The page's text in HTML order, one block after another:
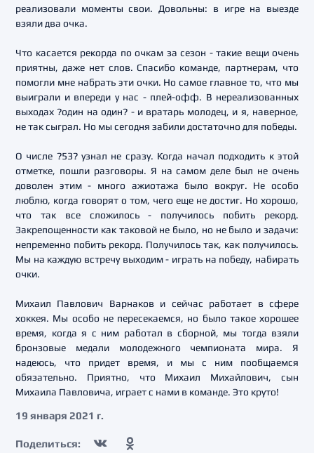
реализовали моменты свои. Довольны: в игре на выезде
взяли два очка.
Что касается рекорда по очкам за сезон - такие вещи очень
приятны, даже нет слов. Спасибо команде, партнерам, что
помогли мне набрать эти очки. Но самое главное то, что мы
выиграли и впереди у нас - плей-офф. В нереализованных
выходах ?один на один? - и вратарь молодец, и я, наверное,
не так сыграл. Но мы сегодня забили достаточно для победы.
О числе ?53? узнал не сразу. Когда начал подходить к этой
отметке, пошли разговоры. Я на самом деле был не очень
доволен этим - много ажиотажа было вокруг. Не особо
люблю, когда говорят о том, чего еще не достиг. Но хорошо,
что так все сложилось - получилось побить рекорд.
Закрепощенности как таковой не было, но не было и задачи:
непременно побить рекорд. Получилось так, как получилось.
Мы на каждую встречу выходим - играть на победу, набирать
очки.
Михаил Павлович Варнаков и сейчас работает в сфере
хоккея. Мы особо не пересекаемся, но было такое хорошее
время, когда я с ним работал в сборной, мы тогда взяли
бронзовые медали молодежного чемпионата мира. Я
надеюсь, что придет время, и мы с ним пообщаемся
обязательно. Приятно, что Михаил Михайлович, сын
Михаила Павловича, играет с нами в команде. Это круто!
19 января 2021 г.
Поделиться: